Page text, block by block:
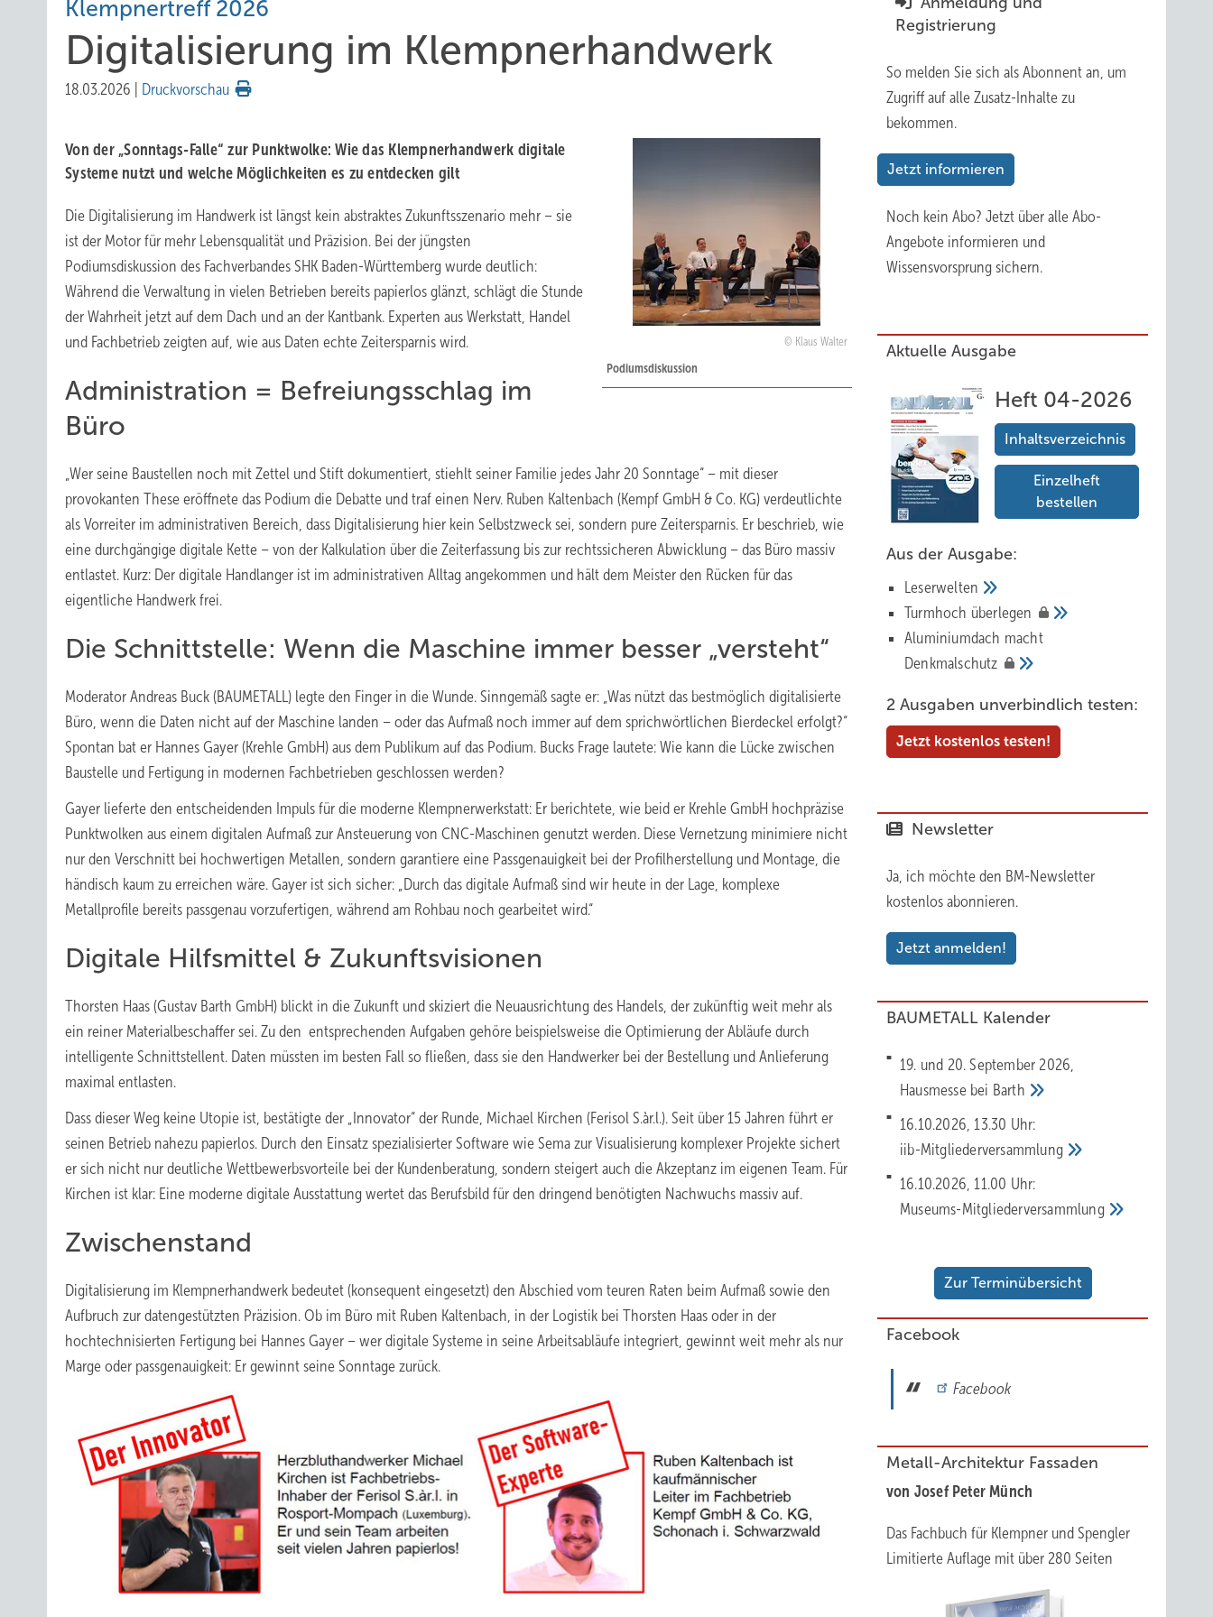
Klempnertreff 2026
Digitalisierung im Klempnerhandwerk
18.03.2026 Druckvorschau
Klaus Walter
Podiumsdiskussion
Von der „Sonntags-Falle“ zur Punktwolke: Wie das Klempnerhandwerk digitale
Systeme nutzt und welche Möglichkeiten es zu entdecken gilt
Die Digitalisierung im Handwerk ist längst kein abstraktes Zukunftsszenario mehr – sie
ist der Motor für mehr Lebensqualität und Präzision. Bei der jüngsten
Podiumsdiskussion des Fachverbandes SHK Baden-Württemberg wurde deutlich:
Während die Verwaltung in vielen Betrieben bereits papierlos glänzt, schlägt die Stunde
der Wahrheit jetzt auf dem Dach und an der Kantbank. Experten aus Werkstatt, Handel
und Fachbetrieb zeigten auf, wie aus Daten echte Zeitersparnis wird.
Administration = Befreiungsschlag im
Büro
„Wer seine Baustellen noch mit Zettel und Stift dokumentiert, stiehlt seiner Familie jedes Jahr 20 Sonntage“ – mit dieser
provokanten These eröffnete das Podium die Debatte und traf einen Nerv. Ruben Kaltenbach (Kempf GmbH & Co. KG) verdeutlichte
als Vorreiter im administrativen Bereich, dass Digitalisierung hier kein Selbstzweck sei, sondern pure Zeitersparnis. Er beschrieb, wie
eine durchgängige digitale Kette – von der Kalkulation über die Zeiterfassung bis zur rechtssicheren Abwicklung – das Büro massiv
entlastet. Kurz: Der digitale Handlanger ist im administrativen Alltag angekommen und hält dem Meister den Rücken für das
eigentliche Handwerk frei.
Die Schnittstelle: Wenn die Maschine immer besser „versteht“
Moderator Andreas Buck (BAUMETALL) legte den Finger in die Wunde. Sinngemäß sagte er: „Was nützt das bestmöglich digitalisierte
Büro, wenn die Daten nicht auf der Maschine landen – oder das Aufmaß noch immer auf dem sprichwörtlichen Bierdeckel erfolgt?“
Spontan bat er Hannes Gayer (Krehle GmbH) aus dem Publikum auf das Podium. Bucks Frage lautete: Wie kann die Lücke zwischen
Baustelle und Fertigung in modernen Fachbetrieben geschlossen werden?
Gayer lieferte den entscheidenden Impuls für die moderne Klempnerwerkstatt: Er berichtete, wie beid er Krehle GmbH hochpräzise
Punktwolken aus einem digitalen Aufmaß zur Ansteuerung von CNC-Maschinen genutzt werden. Diese Vernetzung minimiere nicht
nur den Verschnitt bei hochwertigen Metallen, sondern garantiere eine Passgenauigkeit bei der Profilherstellung und Montage, die
händisch kaum zu erreichen wäre. Gayer ist sich sicher: „Durch das digitale Aufmaß sind wir heute in der Lage, komplexe
Metallprofile bereits passgenau vorzufertigen, während am Rohbau noch gearbeitet wird.“
Digitale Hilfsmittel & Zukunftsvisionen
Thorsten Haas (Gustav Barth GmbH) blickt in die Zukunft und skiziert die Neuausrichtung des Handels, der zukünftig weit mehr als
ein reiner Materialbeschaffer sei. Zu den entsprechenden Aufgaben gehöre beispielsweise die Optimierung der Abläufe durch
intelligente Schnittstellent. Daten müssten im besten Fall so fließen, dass sie den Handwerker bei der Bestellung und Anlieferung
maximal entlasten.
Dass dieser Weg keine Utopie ist, bestätigte der „Innovator“ der Runde, Michael Kirchen (Ferisol S.àr.l.). Seit über 15 Jahren führt er
seinen Betrieb nahezu papierlos. Durch den Einsatz spezialisierter Software wie Sema zur Visualisierung komplexer Projekte sichert
er sich nicht nur deutliche Wettbewerbsvorteile bei der Kundenberatung, sondern steigert auch die Akzeptanz im eigenen Team. Für
Kirchen ist klar: Eine moderne digitale Ausstattung wertet das Berufsbild für den dringend benötigten Nachwuchs massiv auf.
Zwischenstand
Digitalisierung im Klempnerhandwerk bedeutet (konsequent eingesetzt) den Abschied vom teuren Raten beim Aufmaß sowie den
Aufbruch zur datengestützten Präzision. Ob im Büro mit Ruben Kaltenbach, in der Logistik bei Thorsten Haas oder in der
hochtechnisierten Fertigung bei Hannes Gayer – wer digitale Systeme in seine Arbeitsabläufe integriert, gewinnt weit mehr als nur
Marge oder passgenauigkeit: Er gewinnt seine Sonntage zurück.
Registrierung
So melden Sie sich als Abonnent an, um
Zugriff auf alle Zusatz-Inhalte zu
bekommen.
Jetzt informieren
Noch kein Abo? Jetzt über alle Abo-
Angebote informieren und
Wissensvorsprung sichern.
Aktuelle Ausgabe
Heft 04-2026
Inhaltsverzeichnis
Einzelheft
bestellen
Aus der Ausgabe:
Leserwelten
Tur mhoch überlegen
Aluminiumdach macht
Denkmalschutz
2 Ausgaben unverbindlich testen:
Jetzt kostenlos testen!
Newsletter
Ja, ich möchte den BM-Newsletter
kostenlos abonnieren.
Jetzt anmelden!
BAUMETALL Kalender
19. und 20. September 2026,
Hausmesse bei Barth
16.10.2026, 13.30 Uhr:
iib-Mitgliederversammlung
16.10.2026, 11.00 Uhr:
Museums-Mitgliederversammlung
Zur Terminübersicht
Facebook
Facebook
Metall-Architektur Fassaden
von Josef Peter Münch
Das Fachbuch für Klempner und Spengler
Limitierte Auflage mit über 280 Seiten